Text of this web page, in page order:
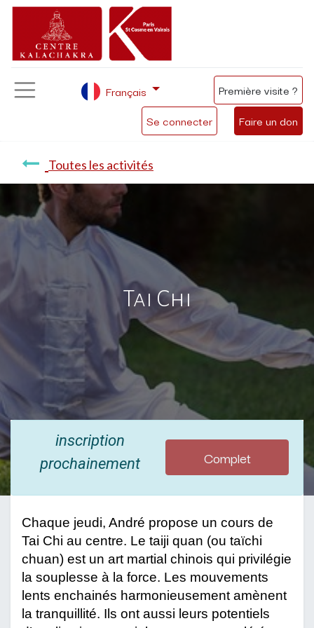
Se connecter Faire un don
Français Première visite ?
Toutes les activités
Tai Chi
inscription
prochainement
Complet
Chaque jeudi, André propose un cours de
Tai Chi au centre. Le taiji quan (ou taïchi
chuan) est un art martial chinois qui privilégie
la souplesse à la force. Les mouvements
lents enchainés harmonieusement amènent
la tranquillité. Ils ont aussi leurs potentiels